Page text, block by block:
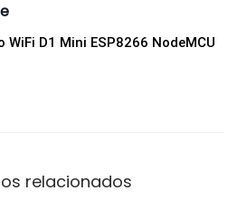
D1 Mini ESP8266 NodeMCU
relacionados